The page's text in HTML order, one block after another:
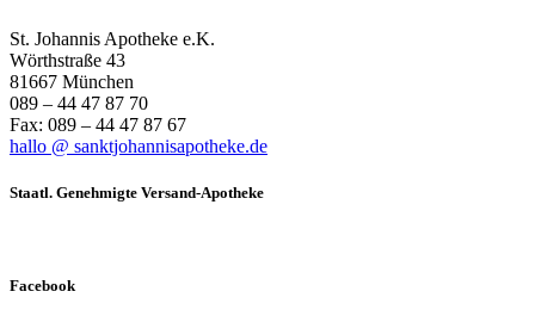
St. Johannis Apotheke e.K.
Wörthstraße 43
81667 München
089 – 44 47 87 70
Fax: 089 – 44 47 87 67
hallo @ sanktjohannisapotheke.de
Staatl. Genehmigte Versand-Apotheke
Facebook